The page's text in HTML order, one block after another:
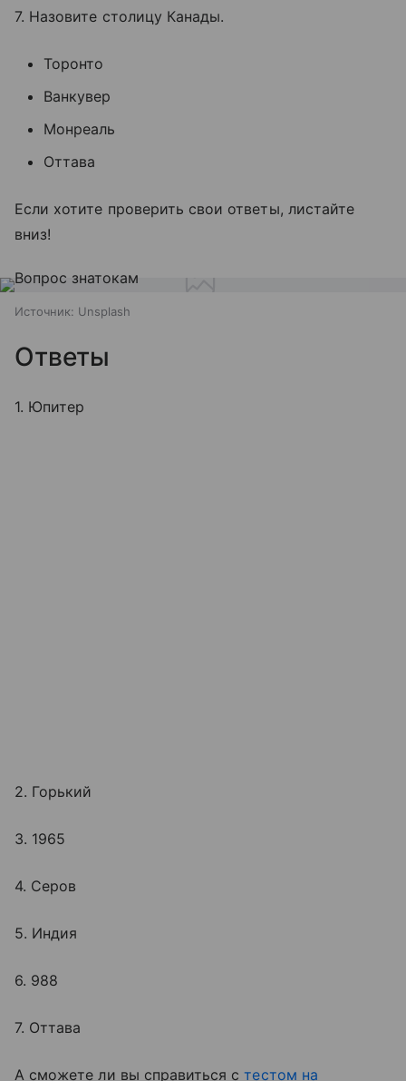
7. Назовите столицу Канады.
Торонто
Ванкувер
Монреаль
Оттава
Если хотите проверить свои ответы, листайте
вниз!
Источник: Unsplash
Ответы
1. Юпитер
2. Горький
3. 1965
4. Серов
5. Индия
6. 988
7. Оттава
А сможете ли вы справиться стестом на